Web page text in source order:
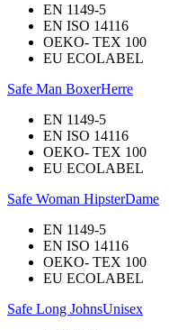
EN 1149-5
EN ISO 14116
OEKO- TEX 100
EU ECOLABEL
Safe Man BoxerHerre
EN 1149-5
EN ISO 14116
OEKO- TEX 100
EU ECOLABEL
Safe Woman HipsterDame
EN 1149-5
EN ISO 14116
OEKO- TEX 100
EU ECOLABEL
Safe Long JohnsUnisex